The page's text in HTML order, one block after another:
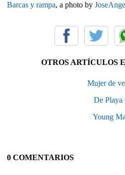
Barcas y rampa, a photo by
OTROS ARTÍCULOS
Mujer de
De Playa
Young
0 COMENTARIOS